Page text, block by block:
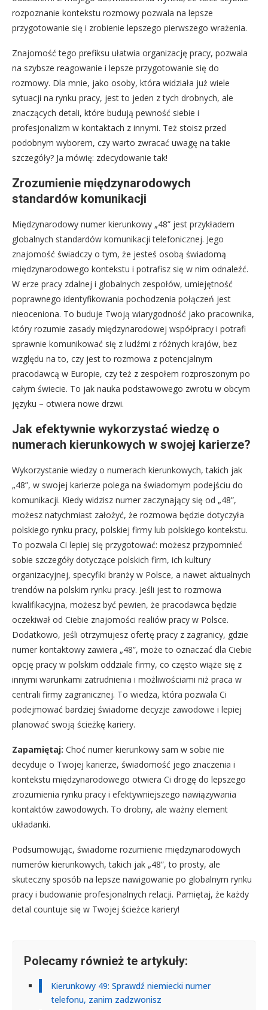
rozpoznanie kontekstu rozmowy pozwala na lepsze
przygotowanie się i zrobienie lepszego pierwszego wrażenia.
Znajomość tego prefiksu ułatwia organizację pracy, pozwala
na szybsze reagowanie i lepsze przygotowanie się do
rozmowy. Dla mnie, jako osoby, która widziała już wiele
sytuacji na rynku pracy, jest to jeden z tych drobnych, ale
znaczących detali, które budują pewność siebie i
profesjonalizm w kontaktach z innymi. Też stoisz przed
podobnym wyborem, czy warto zwracać uwagę na takie
szczegóły? Ja mówię: zdecydowanie tak!
Zrozumienie międzynarodowych
standardów komunikacji
Międzynarodowy numer kierunkowy „48” jest przykładem
globalnych standardów komunikacji telefonicznej. Jego
znajomość świadczy o tym, że jesteś osobą świadomą
międzynarodowego kontekstu i potrafisz się w nim odnaleźć.
W erze pracy zdalnej i globalnych zespołów, umiejętność
poprawnego identyfikowania pochodzenia połączeń jest
nieoceniona. To buduje Twoją wiarygodność jako pracownika,
który rozumie zasady międzynarodowej współpracy i potrafi
sprawnie komunikować się z ludźmi z różnych krajów, bez
względu na to, czy jest to rozmowa z potencjalnym
pracodawcą w Europie, czy też z zespołem rozproszonym po
całym świecie. To jak nauka podstawowego zwrotu w obcym
języku – otwiera nowe drzwi.
Jak efektywnie wykorzystać wiedzę o
numerach kierunkowych w swojej karierze?
Wykorzystanie wiedzy o numerach kierunkowych, takich jak
„48”, w swojej karierze polega na świadomym podejściu do
komunikacji. Kiedy widzisz numer zaczynający się od „48”,
możesz natychmiast założyć, że rozmowa będzie dotyczyła
polskiego rynku pracy, polskiej firmy lub polskiego kontekstu.
To pozwala Ci lepiej się przygotować: możesz przypomnieć
sobie szczegóły dotyczące polskich firm, ich kultury
organizacyjnej, specyfiki branży w Polsce, a nawet aktualnych
trendów na polskim rynku pracy. Jeśli jest to rozmowa
kwalifikacyjna, możesz być pewien, że pracodawca będzie
oczekiwał od Ciebie znajomości realiów pracy w Polsce.
Dodatkowo, jeśli otrzymujesz ofertę pracy z zagranicy, gdzie
numer kontaktowy zawiera „48”, może to oznaczać dla Ciebie
opcję pracy w polskim oddziale firmy, co często wiąże się z
innymi warunkami zatrudnienia i możliwościami niż praca w
centrali firmy zagranicznej. To wiedza, która pozwala Ci
podejmować bardziej świadome decyzje zawodowe i lepiej
planować swoją ścieżkę kariery.
Zapamiętaj: Choć numer kierunkowy sam w sobie nie
decyduje o Twojej karierze, świadomość jego znaczenia i
kontekstu międzynarodowego otwiera Ci drogę do lepszego
zrozumienia rynku pracy i efektywniejszego nawiązywania
kontaktów zawodowych. To drobny, ale ważny element
układanki.
Podsumowując, świadome rozumienie międzynarodowych
numerów kierunkowych, takich jak „48”, to prosty, ale
skuteczny sposób na lepsze nawigowanie po globalnym rynku
pracy i budowanie profesjonalnych relacji. Pamiętaj, że każdy
detal countuje się w Twojej ścieżce kariery!
Polecamy również te artykuły:
Kierunkowy 49: Sprawdź niemiecki numer
telefonu, zanim zadzwonisz